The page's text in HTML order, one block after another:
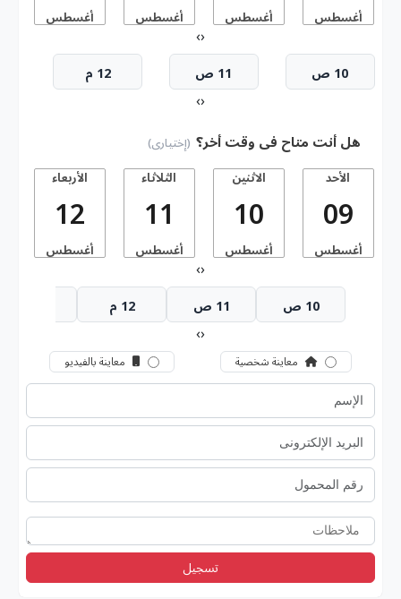
أغسطس أغسطس أغسطس أغسطس
‹
›
10 ص 11 ص 12 م
‹
›
هل أنت متاح فى وقت أخر؟ (إختيارى)
الأحد
09
أغسطس
الاثنين
10
أغسطس
الثلاثاء
11
أغسطس
الأربعاء
12
أغسطس
‹
›
10 ص 11 ص 12 م
‹
›
معاينة شخصية معاينة بالفيديو
تسجيل